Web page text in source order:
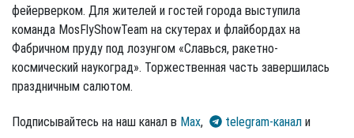
фейерверком. Для жителей и гостей города выступила
команда MosFlyShowTeam на скутерах и флайбордах на
Фабричном пруду под лозунгом «Славься, ракетно-
космический наукоград». Торжественная часть завершилась
праздничным салютом.
Подписывайтесь на наш канал в Max, telegram-канал и